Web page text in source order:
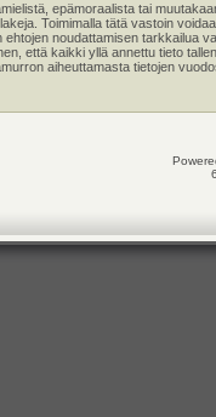
epämoraalista tai
Toimimalla tätä vastoin
ehtojen noudattamisen
että kaikki yllä annettu tieto
aiheuttamasta tietojen